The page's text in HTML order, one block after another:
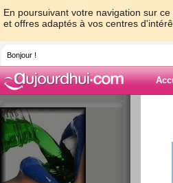
En poursuivant votre navigation sur
et offres adaptés à vos centres
Bonjour !